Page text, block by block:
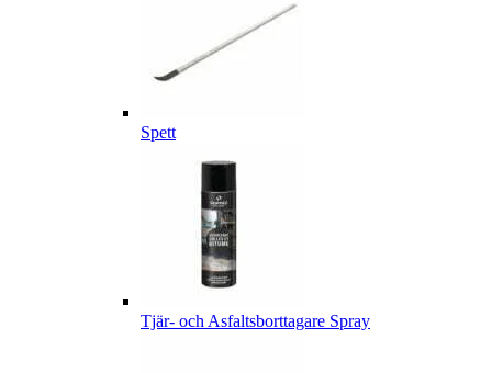
Spett
Tjär- och Asfaltsborttagare Spray